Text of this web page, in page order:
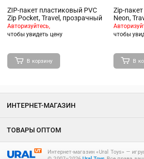
ZIP-пакет пластиковый PVC
Zip Pocket, Travel, прозрачный
Авторизуйтесь,
чтобы увидеть цену
В корзину
Zip-
Neon,
чтобы
В
Интернет-магазин «Ural Toys» ―
ИНТЕРНЕТ-МАГАЗИН
ТОВАРЫ ОПТОМ